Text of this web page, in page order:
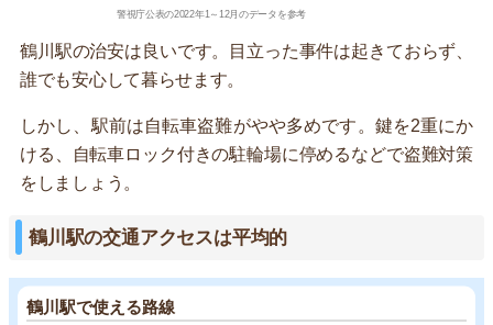
警視庁公表の2022年1～12月のデータを参考
鶴川駅の治安は良いです。目立った事件は起きておらず、
誰でも安心して暮らせます。
しかし、駅前は自転車盗難がやや多めです。鍵を2重にか
ける、自転車ロック付きの駐輪場に停めるなどで盗難対策
をしましょう。
鶴川駅の交通アクセスは平均的
鶴川駅で使える路線